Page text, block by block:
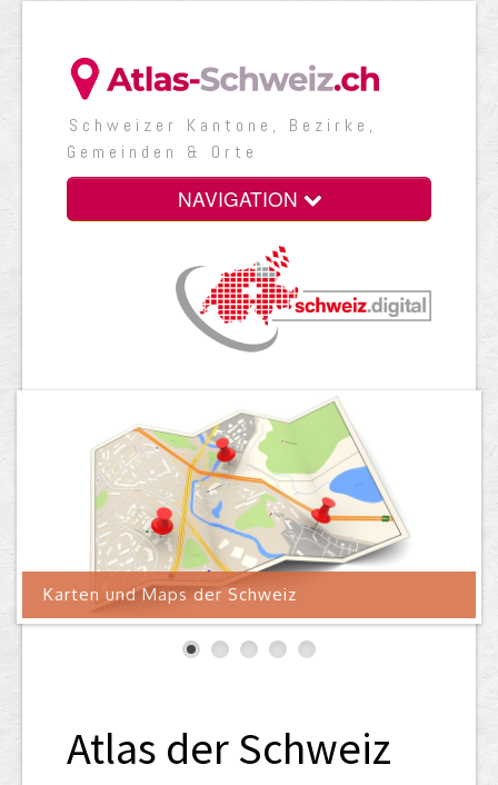
Schweizer Kantone, Bezirke,
Gemeinden & Orte
NAVIGATION
Karten und Maps der Schweiz
Atlas der Schweiz